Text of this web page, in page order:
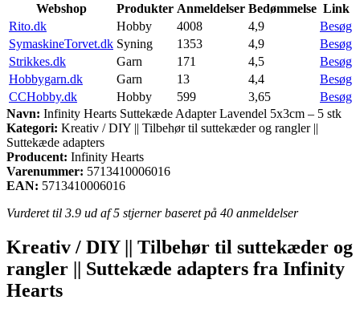
Webshop Produkter Anmeldelser Bedømmelse Link
Rito.dk
Hobby 4008 4,9
Besøg
SymaskineTorvet.dk Syning 1353 4,9
Besøg
Strikkes.dk
Garn 171 4,5
Besøg
Hobbygarn.dk
Garn 13 4,4
Besøg
CCHobby.dk
Hobby 599 3,65
Besøg
Navn: Infinity Hearts Suttekæde Adapter Lavendel 5x3cm – 5 stk
Kategori: Kreativ / DIY || Tilbehør til suttekæder og rangler ||
Suttekæde adapters
Producent: Infinity Hearts
Varenummer: 5713410006016
EAN: 5713410006016
Vurderet til 3.9 ud af 5 stjerner baseret på 40 anmeldelser
Kreativ / DIY || Tilbehør til suttekæder og
rangler || Suttekæde adapters fra Infinity
Hearts